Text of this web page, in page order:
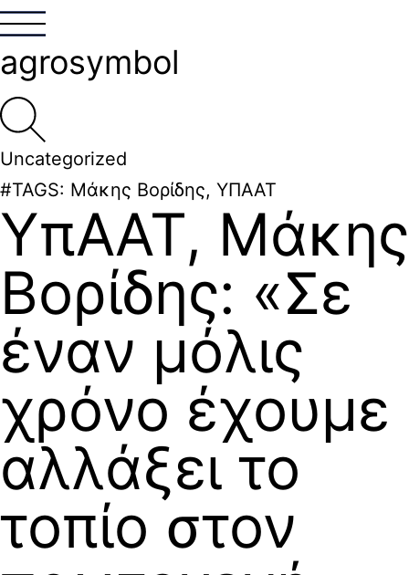
agrosymbol
Uncategorized
#TAGS: Μάκης Βορίδης, ΥΠΑΑΤ
ΥπΑΑΤ, Μάκης
Βορίδης: «Σε
έναν μόλις
χρόνο έχουμε
αλλάξει το
τοπίο στον